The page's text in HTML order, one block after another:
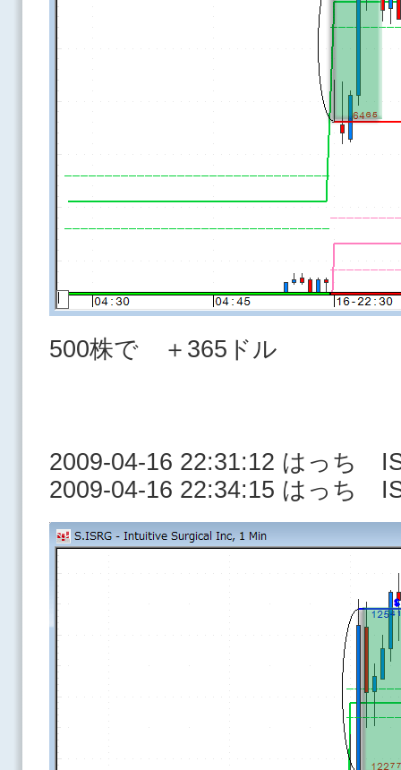
500株で ＋365ドル
2009-04-16 22:31:12 はっち
2009-04-16 22:34:15 はっち